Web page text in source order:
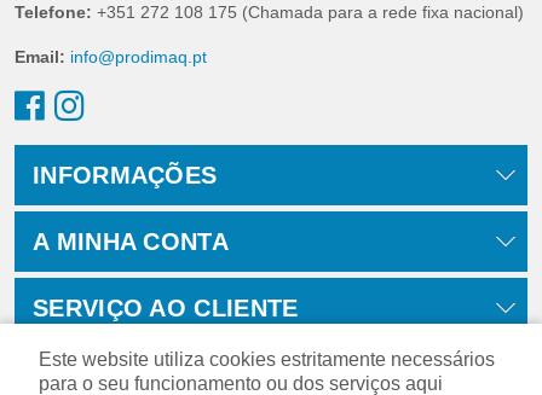
Telefone: +351 272 108 175 (Chamada para a rede fixa nacional)
Email: info@prodimaq.pt
INFORMAÇÕES
A MINHA CONTA
SERVIÇO AO CLIENTE
Este website utiliza cookies estritamente necessários
para o seu funcionamento ou dos serviços aqui